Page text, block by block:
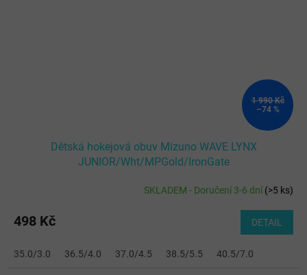
1 990 Kč
–74 %
Dětská hokejová obuv Mizuno WAVE LYNX
JUNIOR/Wht/MPGold/IronGate
SKLADEM - Doručení 3-6 dní(>5 ks)
498 Kč DETAIL
35.0/3.0 36.5/4.0 37.0/4.5 38.5/5.5 40.5/7.0